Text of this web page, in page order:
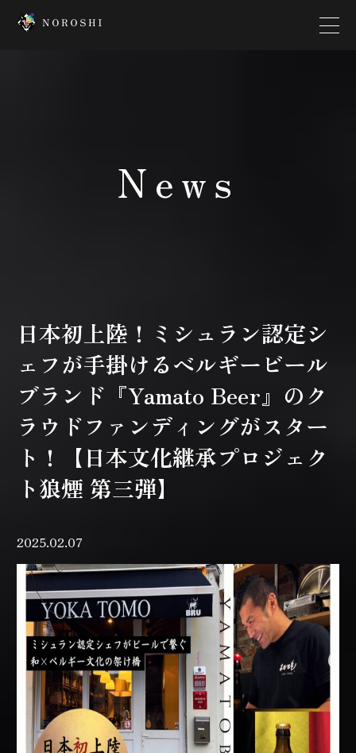
Interview
Platform
News
日本初上陸！ミシュラン認定シ
ェフが手掛けるベルギービール
ブランド『Yamato Beer』のク
ラウドファンディングがスター
ト！【日本文化継承プロジェク
ト狼煙 第三弾】
2025.02.07